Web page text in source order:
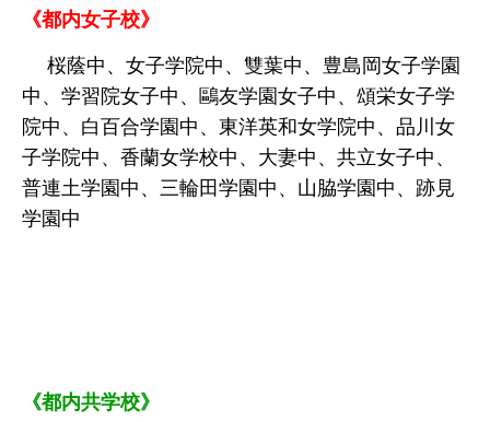
《都内女子校》
桜蔭中、女子学院中、雙葉中、豊島岡女子学園
中、学習院女子中、鷗友学園女子中、頌栄女子学
院中、白百合学園中、東洋英和女学院中、品川女
子学院中、香蘭女学校中、大妻中、共立女子中、
普連土学園中、三輪田学園中、山脇学園中、跡見
学園中
《都内共学校》